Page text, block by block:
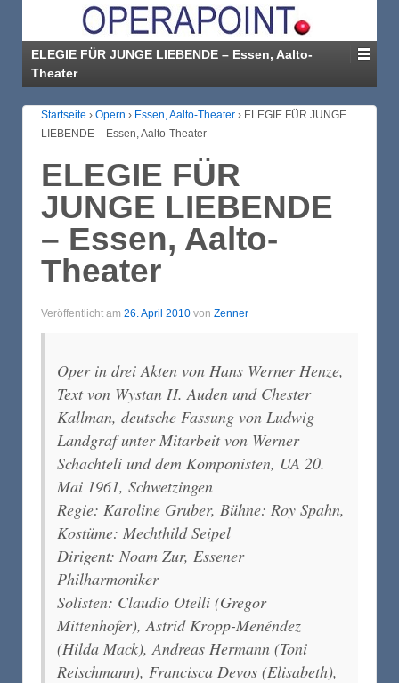
ELEGIE FÜR JUNGE LIEBENDE – Essen, Aalto-
Theater
Startseite › Opern › Essen, Aalto-Theater › ELEGIE FÜR JUNGE
LIEBENDE – Essen, Aalto-Theater
ELEGIE FÜR
JUNGE LIEBENDE
– Essen, Aalto-
Theater
Veröffentlicht am 26. April 2010 von Zenner
Oper in drei Akten von Hans Werner Henze,
Text von Wystan H. Auden und Chester
Kallman, deutsche Fassung von Ludwig
Landgraf unter Mitarbeit von Werner
Schachteli und dem Komponisten, UA 20.
Mai 1961, Schwetzingen
Regie: Karoline Gruber, Bühne: Roy Spahn,
Kostüme: Mechthild Seipel
Dirigent: Noam Zur, Essener
Philharmoniker
Solisten: Claudio Otelli (Gregor
Mittenhofer), Astrid Kropp-Menéndez
(Hilda Mack), Andreas Hermann (Toni
Reischmann), Francisca Devos (Elisabeth),